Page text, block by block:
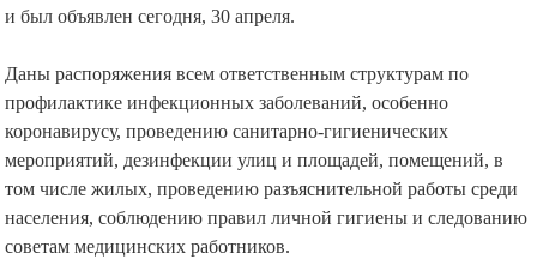
и был объявлен сегодня, 30 апреля.
Даны распоряжения всем ответственным структурам по
профилактике инфекционных заболеваний, особенно
коронавирусу, проведению санитарно-гигиенических
мероприятий, дезинфекции улиц и площадей, помещений, в
том числе жилых, проведению разъяснительной работы среди
населения, соблюдению правил личной гигиены и следованию
советам медицинских работников.